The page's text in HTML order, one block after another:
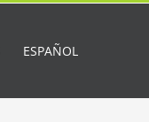
ESPAÑOL